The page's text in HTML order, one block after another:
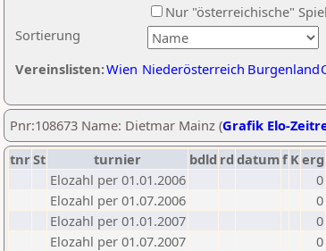
Sortierung
Nur "österreichische"
Vereinslisten:Wien Niederösterreich Burgenland
Pnr:108673 Name: Dietmar Mainz (Grafik Elo-
tnrSt turnier bdld rd datumf Kerg
Elozahl per 01.01.2006
0
Elozahl per 01.07.2006
0
Elozahl per 01.01.2007
0
Elozahl per 01.07.2007
0